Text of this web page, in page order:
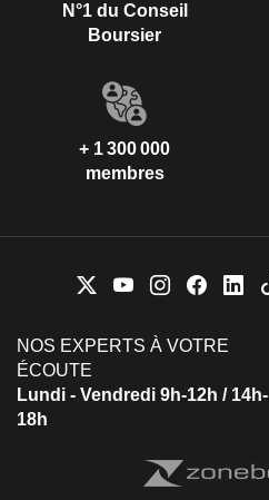
N°1 du Conseil
Boursier
+ 1 300 000
membres
NOS EXPERTS À VOTRE
ÉCOUTE
Lundi - Vendredi 9h-12h / 14h-
18h